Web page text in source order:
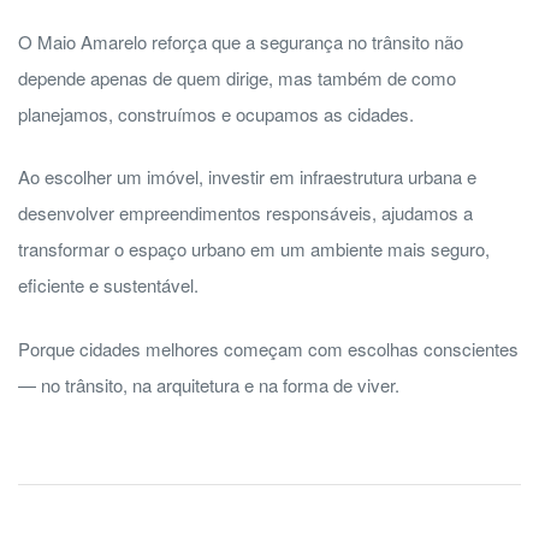
O Maio Amarelo reforça que a segurança no trânsito não
depende apenas de quem dirige, mas também de como
planejamos, construímos e ocupamos as cidades.
Ao escolher um imóvel, investir em infraestrutura urbana e
desenvolver empreendimentos responsáveis, ajudamos a
transformar o espaço urbano em um ambiente mais seguro,
eficiente e sustentável.
Porque cidades melhores começam com escolhas conscientes
— no trânsito, na arquitetura e na forma de viver.